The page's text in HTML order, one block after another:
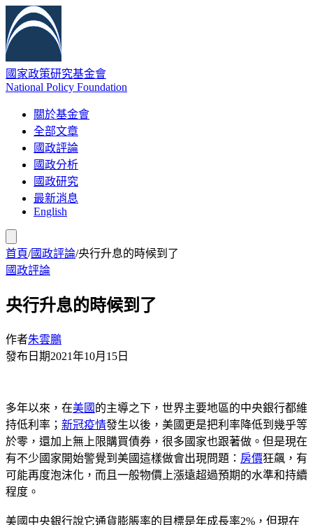
國家政策研究基金會
National Policy Foundation
關於基金會
全部文章
國政評論
國政分析
國政研究
最新消息
English
首頁/國政評論/央行升息的時候到了
國政評論
央行升息的時候到了
作者朱雲鵬
發布日期2021年10月15日
多年以來，在美國 的主導之下，世界主要地區的中央銀行都維
持低利率； 新冠疫情發生以後，美國更是把利率降低到幾乎等
於零，還加上無上限購買債券，很多國家也跟著做。但是現在
有不少國家開始警覺到美國這樣做會出現問題： 房價狂飆，有
可能再度泡沫化，而且一般物價上漲遠超過預期的水準和持續
程度。
美國中央銀行說它通貨膨脹率的目標是年成長率2%，但現在